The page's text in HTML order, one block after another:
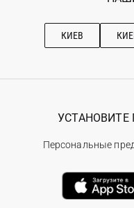
КИЕВ
УСТАНОВИТЕ
Персональные